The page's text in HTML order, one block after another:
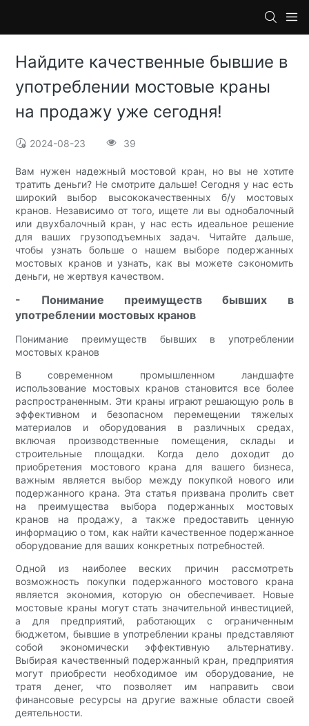
Найдите качественные бывшие в
употреблении мостовые краны
на продажу уже сегодня!
2024-08-23 39
Вам нужен надежный мостовой кран, но вы не хотите
тратить деньги? Не смотрите дальше! Сегодня у нас есть
широкий выбор высококачественных б/у мостовых
кранов. Независимо от того, ищете ли вы однобалочный
или двухбалочный кран, у нас есть идеальное решение
для ваших грузоподъемных задач. Читайте дальше,
чтобы узнать больше о нашем выборе подержанных
мостовых кранов и узнать, как вы можете сэкономить
деньги, не жертвуя качеством.
- Понимание преимуществ бывших в
употреблении мостовых кранов
Понимание преимуществ бывших в употреблении
мостовых кранов
В современном промышленном ландшафте
использование мостовых кранов становится все более
распространенным. Эти краны играют решающую роль в
эффективном и безопасном перемещении тяжелых
материалов и оборудования в различных средах,
включая производственные помещения, склады и
строительные площадки. Когда дело доходит до
приобретения мостового крана для вашего бизнеса,
важным является выбор между покупкой нового или
подержанного крана. Эта статья призвана пролить свет
на преимущества выбора подержанных мостовых
кранов на продажу, а также предоставить ценную
информацию о том, как найти качественное подержанное
оборудование для ваших конкретных потребностей.
Одной из наиболее веских причин рассмотреть
возможность покупки подержанного мостового крана
является экономия, которую он обеспечивает. Новые
мостовые краны могут стать значительной инвестицией,
а для предприятий, работающих с ограниченным
бюджетом, бывшие в употреблении краны представляют
собой экономически эффективную альтернативу.
Выбирая качественный подержанный кран, предприятия
могут приобрести необходимое им оборудование, не
тратя денег, что позволяет им направить свои
финансовые ресурсы на другие важные области своей
деятельности.